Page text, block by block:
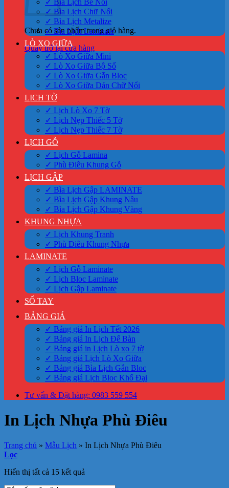
Chưa có sản phẩm trong giỏ hàng.
Quay trở lại cửa hàng
✓ Bìa Lịch Bế Nổi
✓ Bìa Lịch Chữ Nổi
✓ Bìa Lịch Metalize
✓ Bìa Lịch Laminate
LÒ XO GIỮA
✓ Lò Xo Giữa Mini
✓ Lò Xo Giữa Bộ Số
✓ Lò Xo Giữa Gắn Bloc
✓ Lò Xo Giữa Dán Chữ Nổi
LỊCH TỜ
✓ Lịch Lò Xo 7 Tờ
✓ Lịch Nẹp Thiếc 5 Tờ
✓ Lịch Nẹp Thiếc 7 Tờ
LỊCH GỖ
✓ Lịch Gỗ Lamina
✓ Phù Điêu Khung Gỗ
LỊCH GẬP
✓ Bìa Lịch Gập LAMINATE
✓ Bìa Lịch Gập Khung Nâu
✓ Bìa Lịch Gập Khung Vàng
KHUNG NHỰA
✓ Lịch Khung Tranh
✓ Phù Điêu Khung Nhựa
LAMINATE
✓ Lịch Gỗ Laminate
✓ Lịch Bloc Laminate
✓ Lịch Gập Laminate
SỔ TAY
BẢNG GIÁ
✓ Bảng giá In Lịch Tết 2026
✓ Bảng giá In Lịch Để Bàn
✓ Bảng giá in Lịch Lò xo 7 tờ
✓ Bảng giá Lịch Lò Xo Giữa
✓ Bảng giá Bìa Lịch Gắn Bloc
✓ Bảng giá Lịch Bloc Khổ Đại
Tư vấn & Đặt hàng: 0983 559 554
In Lịch Nhựa Phù Điêu
Trang chủ » Mẫu Lịch » In Lịch Nhựa Phù Điêu
Lọc
Hiển thị tất cả 15 kết quả